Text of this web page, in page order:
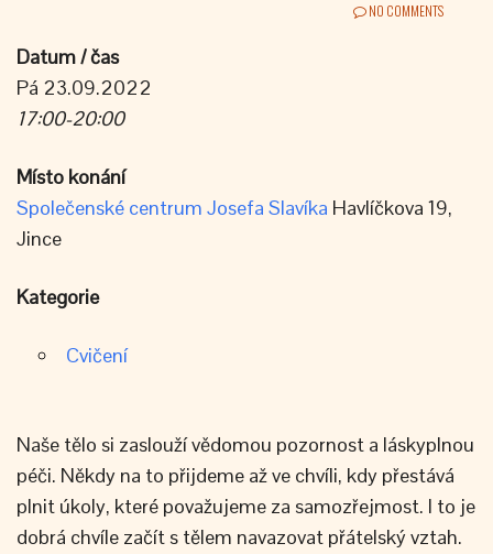
NO COMMENTS
Datum / čas
Pá 23.09.2022
17:00-20:00
Místo konání
Společenské centrum Josefa Slavíka Havlíčkova 19,
Jince
Kategorie
Cvičení
Naše tělo si zaslouží vědomou pozornost a láskyplnou
péči. Někdy na to přijdeme až ve chvíli, kdy přestává
plnit úkoly, které považujeme za samozřejmost. I to je
dobrá chvíle začít s tělem navazovat přátelský vztah.